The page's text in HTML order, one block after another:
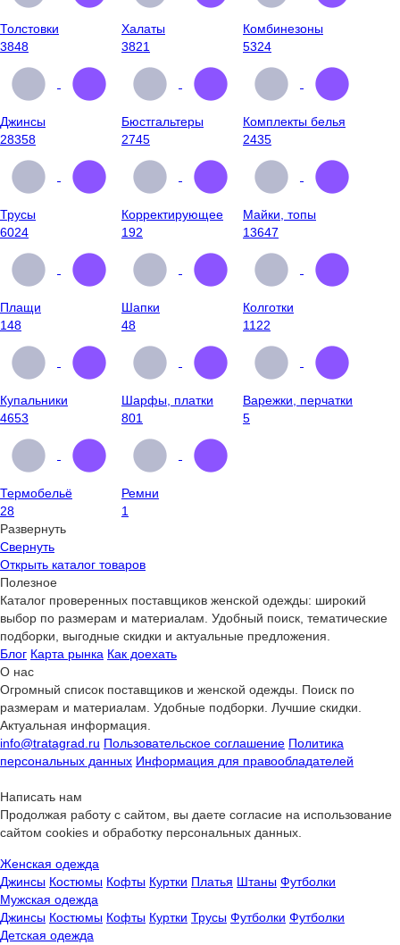
Толстовки
3848
Халаты
3821
Комбинезоны
5324
Джинсы
28358
Бюстгальтеры
2745
Комплекты белья
2435
Трусы
6024
Корректирующее
192
Майки, топы
13647
Плащи
148
Шапки
48
Колготки
1122
Купальники
4653
Шарфы, платки
801
Варежки, перчатки
5
Термобельё
28
Ремни
1
Развернуть
Свернуть
Открыть каталог товаров
Полезное
Каталог проверенных поставщиков женской одежды: широкий
выбор по размерам и материалам. Удобный поиск, тематические
подборки, выгодные скидки и актуальные предложения.
Блог Карта рынка Как доехать
О нас
Огромный список поставщиков и женской одежды. Поиск по
размерам и материалам. Удобные подборки. Лучшие скидки.
Актуальная информация.
info@tratagrad.ru Пользовательское соглашение Политика
персональных данных Информация для правообладателей
Написать нам
Продолжая работу с сайтом, вы даете согласие на использование
сайтом cookies и обработку персональных данных.
Женская одежда
Джинсы Костюмы Кофты Куртки Платья Штаны Футболки
Мужская одежда
Джинсы Костюмы Кофты Куртки Трусы Футболки Футболки
Детская одежда